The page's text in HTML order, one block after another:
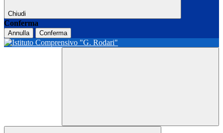
Chiudi
Conferma
Annulla Conferma